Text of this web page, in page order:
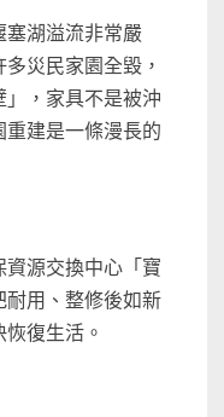
塞湖溢流非常嚴
災民家園全毀，
」，家具不是被沖
重建是一條漫長的
資源交換中心「寶
耐用、整修後如新
復生活。